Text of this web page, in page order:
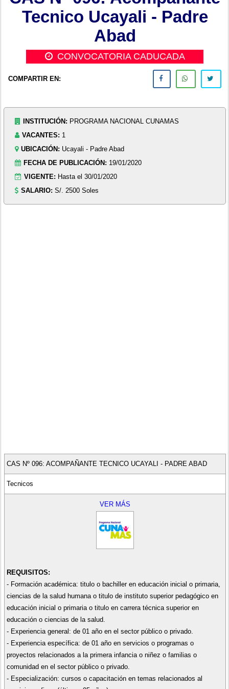
Tecnico Ucayali - Padre
Abad
CONVOCATORIA CADUCADA
COMPARTIR EN:
INSTITUCIÓN: PROGRAMA NACIONAL CUNAMAS
VACANTES: 1
UBICACIÓN: Ucayali - Padre Abad
FECHA DE PUBLICACIÓN: 19/01/2020
VIGENTE: Hasta el 30/01/2020
SALARIO: S/. 2500 Soles
CAS Nº 096: ACOMPAÑANTE TECNICO UCAYALI - PADRE ABAD
Tecnicos
VER MÁS
REQUISITOS:
- Formación académica: titulo o bachiller en educación inicial o primaria,
ciencias de la salud humana o titulo de instituto superior pedagógico en
educación inicial o primaria o titulo en carrera técnica superior en
educación o ciencias de la salud.
- Experiencia general: de 01 año en el sector público o privado.
- Experiencia específica: de 01 año en servicios o programas o
proyectos relacionados a la primera infancia o niñez o familias o
comunidad en el sector público o privado.
- Especialización: cursos o capacitación en temas relacionados al